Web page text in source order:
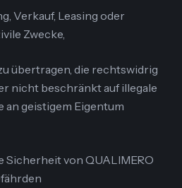
Verkauf, Leasing oder
Zwecke,
übertragen, die rechtswidrig
nicht beschränkt auf illegale
an geistigem Eigentum
Sicherheit von QUALIMERO